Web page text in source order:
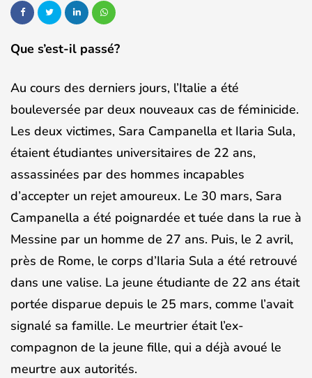
Que s’est-il passé?
Au cours des derniers jours, l’Italie a été
bouleversée par deux nouveaux cas de féminicide.
Les deux victimes, Sara Campanella et Ilaria Sula,
étaient étudiantes universitaires de 22 ans,
assassinées par des hommes incapables
d’accepter un rejet amoureux. Le 30 mars, Sara
Campanella a été poignardée et tuée dans la rue à
Messine par un homme de 27 ans. Puis, le 2 avril,
près de Rome, le corps d’Ilaria Sula a été retrouvé
dans une valise. La jeune étudiante de 22 ans était
portée disparue depuis le 25 mars, comme l’avait
signalé sa famille. Le meurtrier était l’ex-
compagnon de la jeune fille, qui a déjà avoué le
meurtre aux autorités.